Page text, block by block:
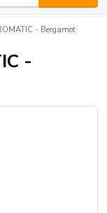
- Bergamot
-